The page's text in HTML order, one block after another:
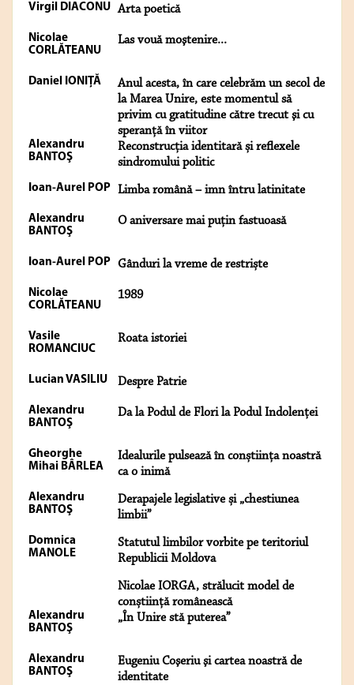
Virgil DIACONU Arta poetică
Nicolae
CORLĂTEANU
Las vouă moştenire...
Daniel IONIȚĂ
Anul acesta, în care celebrăm un secol de
la Marea Unire, este momentul să
privim cu gratitudine către trecut şi cu
speranţă în viitor
Alexandru
BANTOŞ
Reconstrucția identitară și reflexele
sindromului politic
Ioan-Aurel POP Limba română – imn întru latinitate
Alexandru
BANTOŞ
O aniversare mai puțin fastuoasă
Ioan-Aurel POP Gânduri la vreme de restriște
Nicolae
CORLĂTEANU
1989
Vasile
ROMANCIUC
Roata istoriei
Lucian VASILIU Despre Patrie
Alexandru
BANTOŞ
Da la Podul de Flori la Podul Indolenței
Gheorghe
Mihai BÂRLEA
Idealurile pulsează în conștiința noastră
ca o inimă
Alexandru
BANTOŞ
Derapajele legislative și „chestiunea
limbii”
Domnica
MANOLE
Statutul limbilor vorbite pe teritoriul
Republicii Moldova
Nicolae IORGA, strălucit model de
conștiință românească
Alexandru
BANTOŞ
„În Unire stă puterea”
Alexandru
BANTOŞ
Eugeniu Coşeriu şi cartea noastră de
identitate